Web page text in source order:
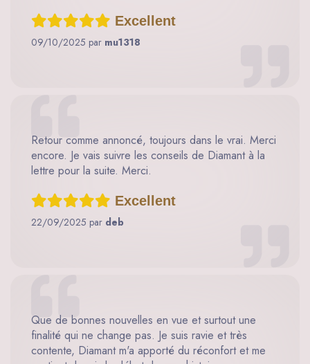
Excellent
09/10/2025 par mu1318
Retour comme annoncé, toujours dans le vrai. Merci
encore. Je vais suivre les conseils de Diamant à la
lettre pour la suite. Merci.
Excellent
22/09/2025 par deb
Que de bonnes nouvelles en vue et surtout une
finalité qui ne change pas. Je suis ravie et très
contente, Diamant m'a apporté du réconfort et me